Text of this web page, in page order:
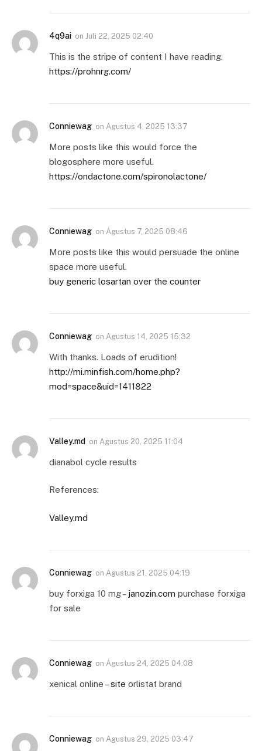
4q9ai on Juli 22, 2025 02:40
This is the stripe of content I have reading.
https://prohnrg.com/
Conniewag on Agustus 4, 2025 13:37
More posts like this would force the
blogosphere more useful.
https://ondactone.com/spironolactone/
Conniewag on Agustus 7, 2025 08:46
More posts like this would persuade the online
space more useful.
buy generic losartan over the counter
Conniewag on Agustus 14, 2025 15:32
With thanks. Loads of erudition!
http://mi.minfish.com/home.php?
mod=space&uid=1411822
Valley.md on Agustus 20, 2025 11:04
dianabol cycle results
References:
Valley.md
Conniewag on Agustus 21, 2025 04:19
buy forxiga 10 mg – janozin.com purchase forxiga
for sale
Conniewag on Agustus 24, 2025 04:08
xenical online –site orlistat brand
Conniewag on Agustus 29, 2025 03:47